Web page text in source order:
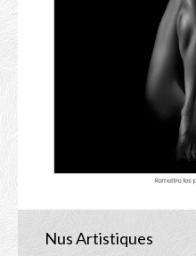
Les Modèles
Livres
Shop
Nus Artistiques